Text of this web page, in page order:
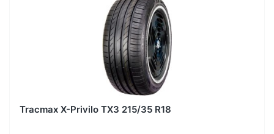
Tracmax X-Privilo TX3 215/35 R18